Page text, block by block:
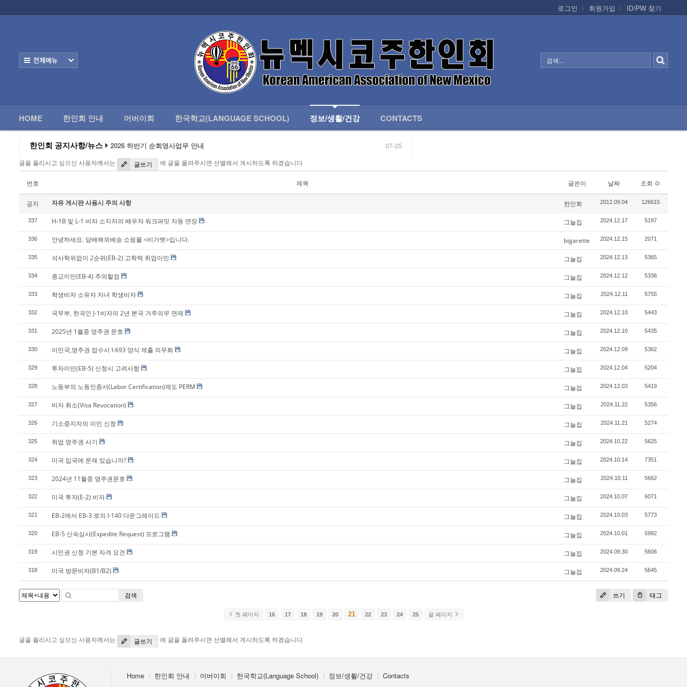
로그인
회원가입 ID/PW 찾기
HOME 한인회 안내 어버이회 한국학교(LANGUAGE SCHOOL) 정보/생활/건강 CONTACTS
한인회 공지사항/뉴스 07-25
2026 하반기 순회영사업무 안내
왕과 사는 남자 앨버커키에서 영화 상영합니다.
02-20
알버커키 감리교회 부흥회 조영진 목사님
07-25
2026 하반기 순회영사업무 안내
글을 올리시고 싶으신 사용자께서는 글쓰기 에 글을 올려주시면 선별해서 게시하도록 하겠습니다
번호 제목 글쓴이 날짜 조회 수
공지 자유 게시판 사용시 주의 사항 한인회 2012.09.04 126615
337 H-1B 및 L-1 비자 소지자의 배우자 워크퍼밋 자동 연장 그늘집 2024.12.17 5197
336 안녕하세요. 담배해외배송 쇼핑몰 <비가렛>입니다. bigarette 2024.12.15 2071
335 석사학위없이 2순위(EB-2) 고학력 취업이민 그늘집 2024.12.13 5365
334 종교이민(EB-4) 주의할점 그늘집 2024.12.12 5336
333 학생비자 소유자 자녀 학생비자 그늘집 2024.12.11 5755
332 국무부, 한국인 J-1비자의 2년 본국 거주의무 면제 그늘집 2024.12.10 5443
331 2025년 1월중 영주권 문호 그늘집 2024.12.10 5435
330 이민국,영주권 접수시 I-693 양식 제출 의무화 그늘집 2024.12.09 5362
329 투자이민(EB-5) 신청시 고려사항 그늘집 2024.12.04 5204
328 노동부의 노동인증서(Labor Certification)제도 PERM 그늘집 2024.12.03 5419
327 비자 취소(Visa Revocation) 그늘집 2024.11.22 5356
326 기소중지자의 이민 신청 그늘집 2024.11.21 5274
325 취업 영주권 사기 그늘집 2024.10.22 5625
324 미국 입국에 문제 있습니까? 그늘집 2024.10.14 7351
323 2024년 11월중 영주권문호 그늘집 2024.10.11 5662
322 미국 투자(E-2) 비자 그늘집 2024.10.07 6071
321 EB-2에서 EB-3 로의 I-140 다운그레이드 그늘집 2024.10.03 5773
320 EB-5 신속심사(Expedite Request) 프로그램 그늘집 2024.10.01 5992
319 시민권 신청 기본 자격 요건 그늘집 2024.09.30 5606
318 미국 방문비자(B1/B2) 그늘집 2024.09.24 5645
쓰기 태그
검색
첫 페이지 16 17 18 19 20 21 22 23 24 25 끝 페이지
글을 올리시고 싶으신 사용자께서는 글쓰기 에 글을 올려주시면 선별해서 게시하도록 하겠습니다
Home 한인회 안내 어버이회 한국학교(Language School) 정보/생활/건강 Contacts
한인회 안내
정보/생활/건강
- 한인회총람(2012)
- 뉴멕시코 한인업소록
- 뉴멕시코골프회
Contacts